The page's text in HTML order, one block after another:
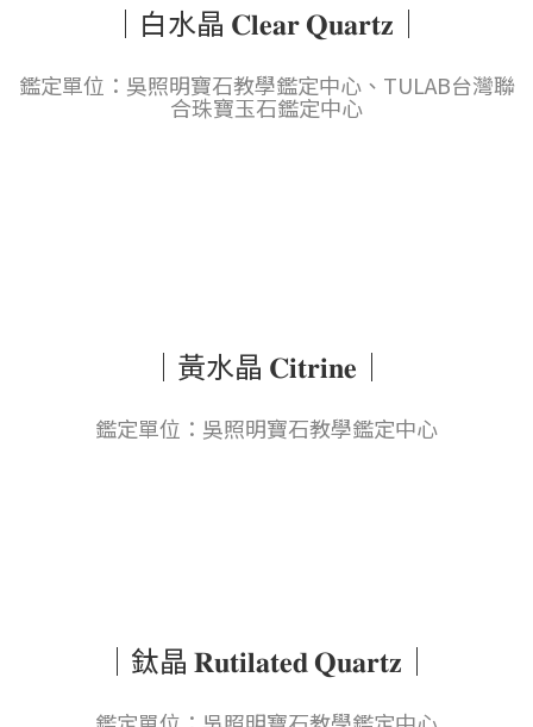
｜白水晶 𝐂𝐥𝐞𝐚𝐫 𝐐𝐮𝐚𝐫𝐭𝐳｜
鑑定單位：吳照明寶石教學鑑定中心、TULAB台灣聯
合珠寶玉石鑑定中心
｜黃水晶 𝐂𝐢𝐭𝐫𝐢𝐧𝐞｜
鑑定單位：吳照明寶石教學鑑定中心
｜鈦晶 𝐑𝐮𝐭𝐢𝐥𝐚𝐭𝐞𝐝 𝐐𝐮𝐚𝐫𝐭𝐳｜